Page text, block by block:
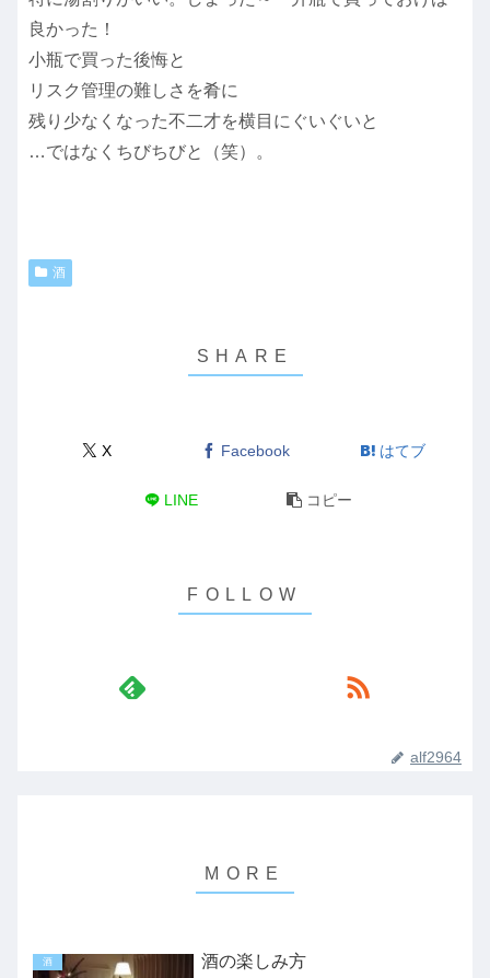
良かった！
小瓶で買った後悔と
リスク管理の難しさを肴に
残り少なくなった不二才を横目にぐいぐいと
…ではなくちびちびと（笑）。
酒
X Facebook はてブ
LINE コピー
alf2964
酒 酒の楽しみ方